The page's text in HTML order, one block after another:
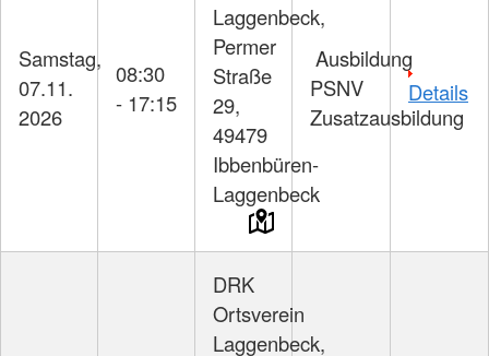
Samstag,
07.11.
2026
08:30
- 17:15
Laggenbeck,
Permer
Straße
29,
49479
Ibbenbüren-
Laggenbeck
Ausbildung
PSNV
Zusatzausbildung
Details
DRK
Ortsverein
Laggenbeck,